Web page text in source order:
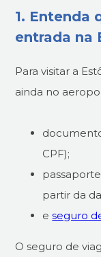
1. Entenda
entrada na
Para visitar a
ainda no
CPF);
partir da
eseguro
O seguro de